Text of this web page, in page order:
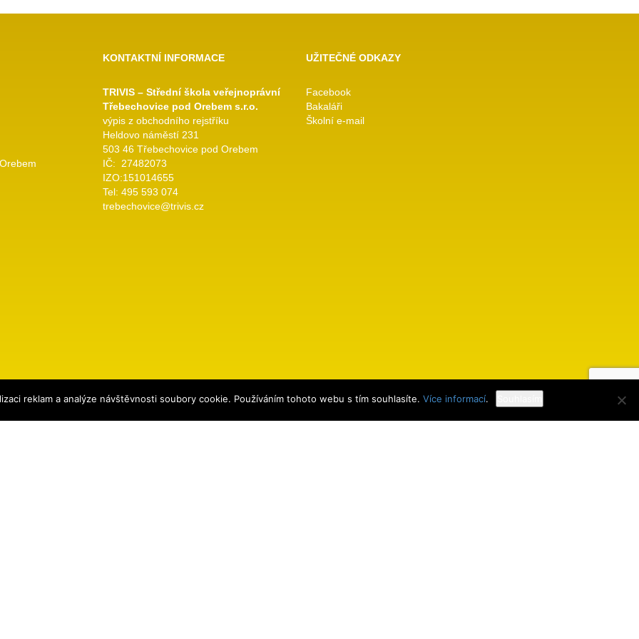
KONTAKTNÍ INFORMACE
TRIVIS – Střední škola veřejnoprávní
Třebechovice pod Orebem s.r.o.
výpis z obchodního rejstříku
Heldovo náměstí 231
503 46 Třebechovice pod Orebem
IČ: 27482073
IZO:151014655
Tel: 495 593 074
trebechovice@trivis.cz
UŽITEČNÉ ODKAZY
Facebook
Bakaláři
Školní e-mail
reklam a analýze návštěvnosti soubory cookie. Používáním tohoto webu s tím souhlasíte. Více informací.